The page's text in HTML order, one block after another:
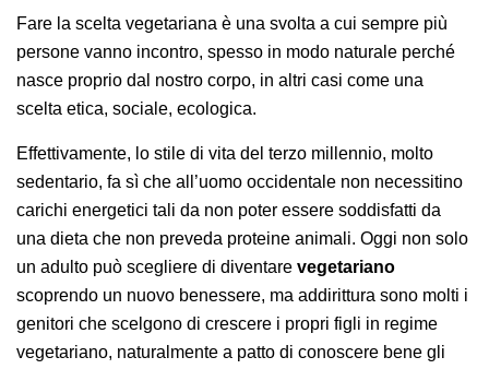
Fare la scelta vegetariana è una svolta a cui sempre più
persone vanno incontro, spesso in modo naturale perché
nasce proprio dal nostro corpo, in altri casi come una
scelta etica, sociale, ecologica.
Effettivamente, lo stile di vita del terzo millennio, molto
sedentario, fa sì che all’uomo occidentale non necessitino
carichi energetici tali da non poter essere soddisfatti da
una dieta che non preveda proteine animali. Oggi non solo
un adulto può scegliere di diventare vegetariano
scoprendo un nuovo benessere, ma addirittura sono molti i
genitori che scelgono di crescere i propri figli in regime
vegetariano, naturalmente a patto di conoscere bene gli